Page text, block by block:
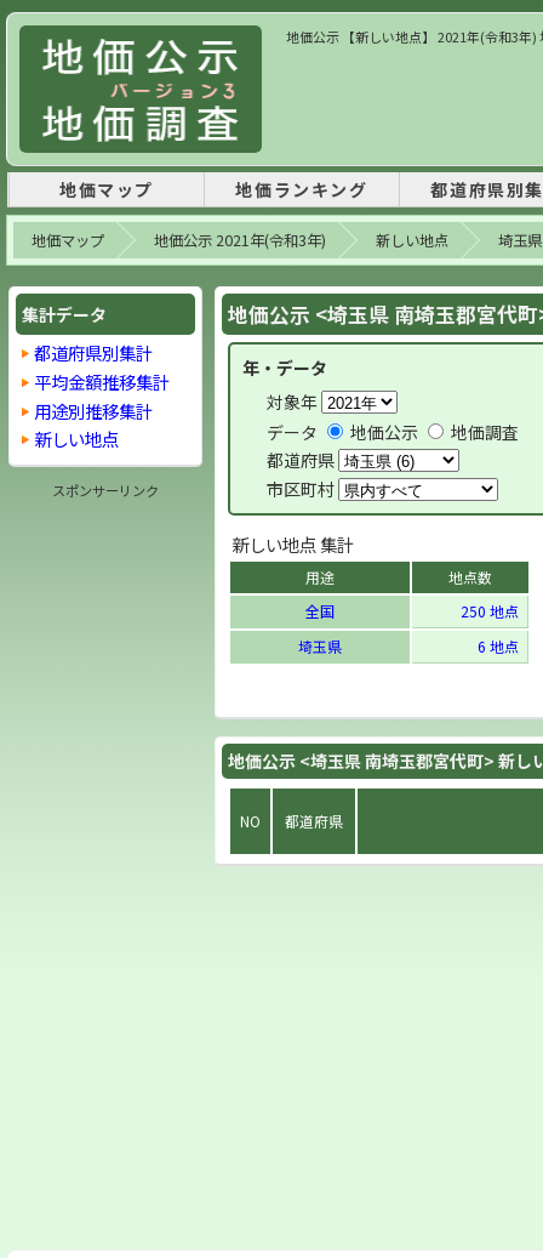
地価公示 【新しい地点】 2021年(令和3年
地価マップ 地価ランキング 都道府県別
地価マップ 地価公示 2021年(令和3年) 新しい地点 埼玉県
地価公示 <埼玉県 南埼玉郡宮代
年・データ
対象年
データ
地価公示
地価調査
都道府県
市区町村
新しい地点 集計
用途
地点数
全国
250 地点
埼玉県
6 地点
地価公示 <埼玉県 南埼玉郡宮代町> 新し
NO 都道府県
集計データ
都道府県別集計
平均金額推移集計
用途別推移集計
新しい地点
スポンサーリンク